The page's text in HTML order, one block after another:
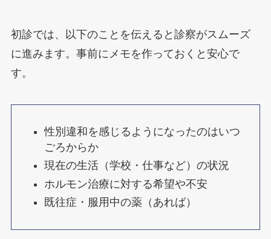
初診では、以下のことを伝えると診察がスムーズ
に進みます。事前にメモを作っておくと安心で
す。
性別違和を感じるようになったのはいつ
ごろからか
現在の生活（学校・仕事など）の状況
ホルモン治療に対する希望や不安
既往症・服用中の薬（あれば）